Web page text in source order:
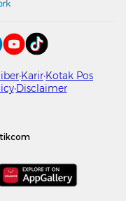
Karir Kotak Pos
Disclaimer